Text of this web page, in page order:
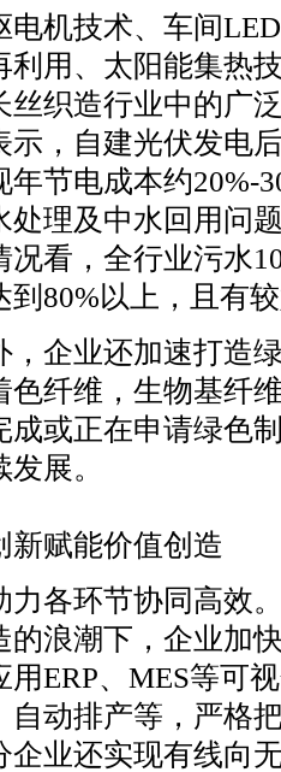
机技术、车间LED
利用、太阳能集热
丝织造行业中的广
示，自建光伏发电
节电成本约20%-
处理及中水回用问
况看，全行业污水
到80%以上，且有
企业还加速打造绿
色纤维，生物基纤
成或正在申请绿色
展。
赋能价值创造‌‌
各环节协同高效。
的浪潮下，企业加
ERP、MES等可
自动排产等，严格
企业还实现有线向